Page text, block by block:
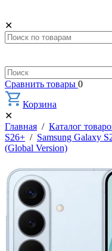
✕
Сравнить товары 0
Корзина
✕
Главная / Каталог
S26+ / Samsung Galaxy
(Global Version)